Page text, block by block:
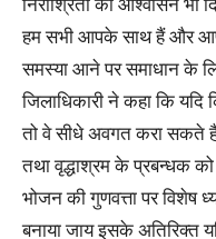
हम सभी आपके साथ हैं और आप
समस्या आने पर समाधान के
जिलाधिकारी ने कहा कि
तो वे सीधे अवगत करा सकते
तथा वृद्धाश्रम के प्रबन्धक
भोजन की गुणवत्ता पर विशेष
बनाया जाय इसके अतिरिक्त